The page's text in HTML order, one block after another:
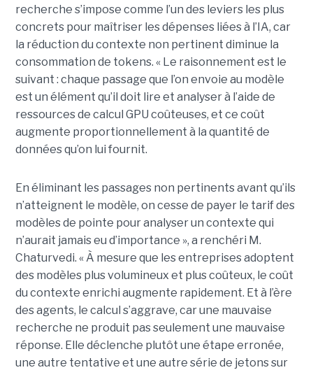
recherche s’impose comme l’un des leviers les plus
concrets pour maîtriser les dépenses liées à l’IA, car
la réduction du contexte non pertinent diminue la
consommation de tokens. « Le raisonnement est le
suivant : chaque passage que l’on envoie au modèle
est un élément qu’il doit lire et analyser à l’aide de
ressources de calcul GPU coûteuses, et ce coût
augmente proportionnellement à la quantité de
données qu’on lui fournit.
En éliminant les passages non pertinents avant qu’ils
n’atteignent le modèle, on cesse de payer le tarif des
modèles de pointe pour analyser un contexte qui
n’aurait jamais eu d’importance », a renchéri M.
Chaturvedi. « À mesure que les entreprises adoptent
des modèles plus volumineux et plus coûteux, le coût
du contexte enrichi augmente rapidement. Et à l’ère
des agents, le calcul s’aggrave, car une mauvaise
recherche ne produit pas seulement une mauvaise
réponse. Elle déclenche plutôt une étape erronée,
une autre tentative et une autre série de jetons sur